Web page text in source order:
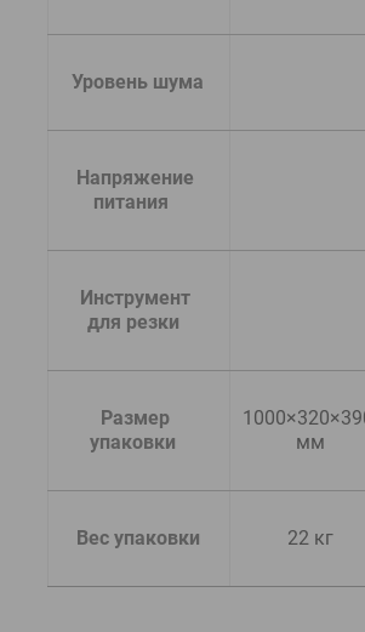
Уровень шума
Напряжение
питания
Инструмент
для резки
Размер
упаковки
мм
Вес упаковки 22 кг